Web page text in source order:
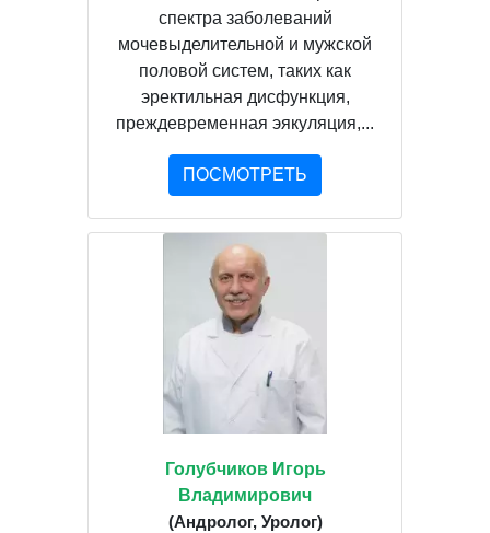
спектра заболеваний
мочевыделительной и мужской
половой систем, таких как
эректильная дисфункция,
преждевременная эякуляция,...
ПОСМОТРЕТЬ
Голубчиков Игорь
Владимирович
(Андролог, Уролог)